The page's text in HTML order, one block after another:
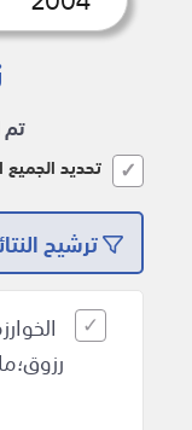
تم
تحديد الجميع
ترشيح